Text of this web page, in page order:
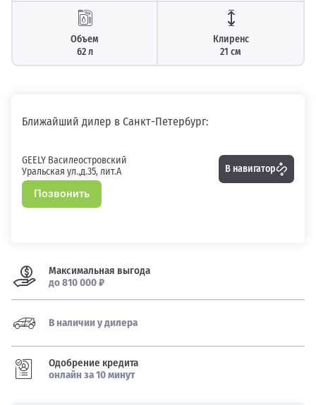
Объем
62 л
Клиренс
21 см
Ближайший дилер в Санкт-Петербург:
GEELY Василеостровский
Уральская ул.,д.35, лит.А
Позвонить
В навигатор
Максимальная выгода
до 810 000 ₽
В наличии у дилера
Одобрение кредита
онлайн за 10 минут